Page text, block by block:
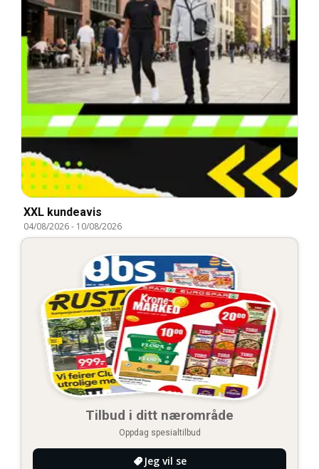
XXL kundeavis
04/08/2026- 10/08/2026
Tilbud i ditt nærområde
Oppdag spesialtilbud
Jeg vil se